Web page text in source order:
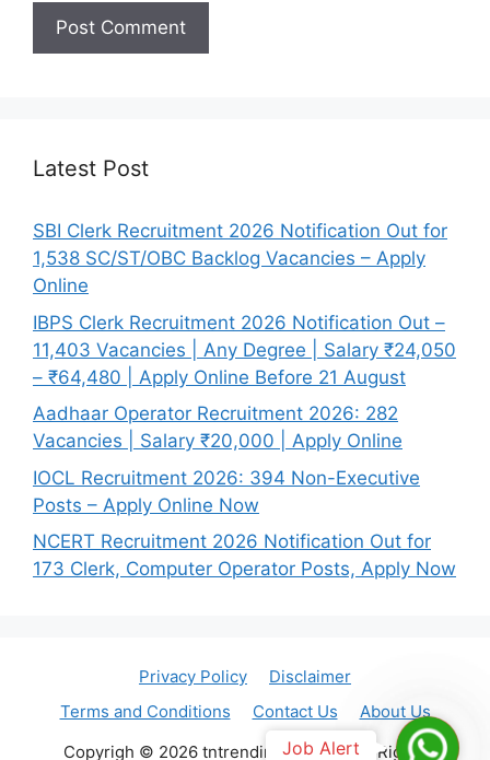
Latest Post
SBI Clerk Recruitment 2026 Notification Out for
1,538 SC/ST/OBC Backlog Vacancies – Apply
Online
IBPS Clerk Recruitment 2026 Notification Out –
11,403 Vacancies | Any Degree | Salary ₹24,050
– ₹64,480 | Apply Online Before 21 August
Aadhaar Operator Recruitment 2026: 282
Vacancies | Salary ₹20,000 | Apply Online
IOCL Recruitment 2026: 394 Non-Executive
Posts – Apply Online Now
NCERT Recruitment 2026 Notification Out for
173 Clerk, Computer Operator Posts, Apply Now
Privacy Policy
Disclaimer
Terms and Conditions
Contact Us
About Us
Copyrigh © 2026 tntrendingjob.com. All Rights Join
Job Alert